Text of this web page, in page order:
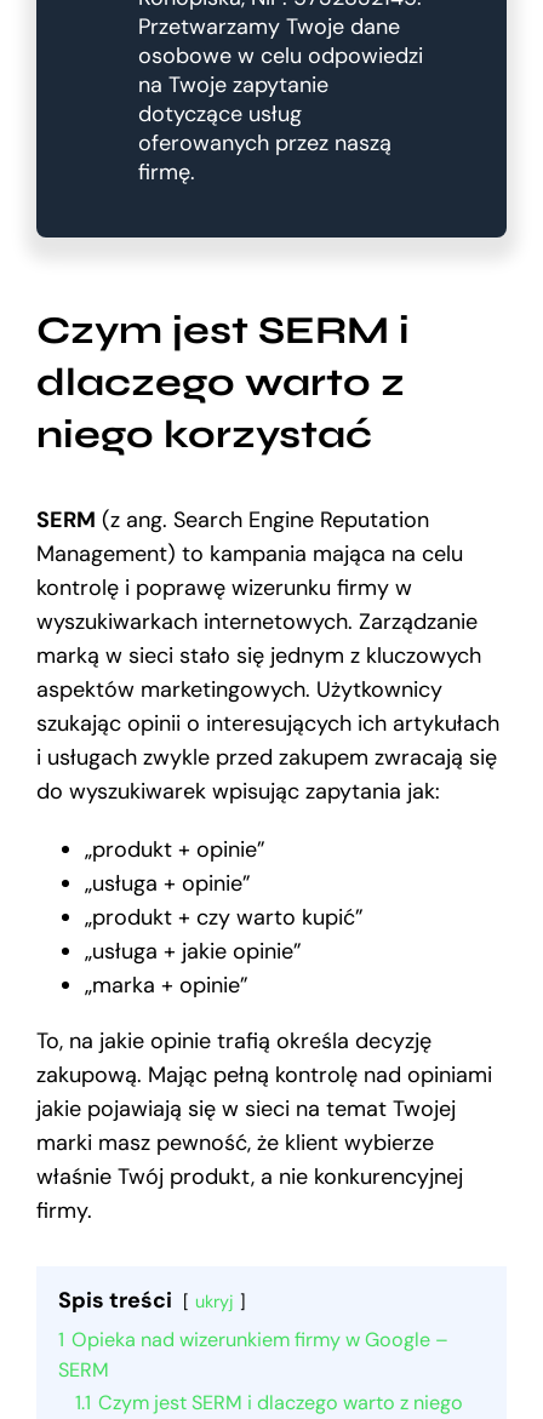
Przetwarzamy Twoje dane
osobowe w celu odpowiedzi
na Twoje zapytanie
dotyczące usług
oferowanych przez naszą
firmę.
Czym jest SERM i
dlaczego warto z
niego korzystać
SERM (z ang. Search Engine Reputation
Management) to kampania mająca na celu
kontrolę i poprawę wizerunku firmy w
wyszukiwarkach internetowych. Zarządzanie
marką w sieci stało się jednym z kluczowych
aspektów marketingowych. Użytkownicy
szukając opinii o interesujących ich artykułach
i usługach zwykle przed zakupem zwracają się
do wyszukiwarek wpisując zapytania jak:
„produkt + opinie”
„usługa + opinie”
„produkt + czy warto kupić”
„usługa + jakie opinie”
„marka + opinie”
To, na jakie opinie trafią określa decyzję
zakupową. Mając pełną kontrolę nad opiniami
jakie pojawiają się w sieci na temat Twojej
marki masz pewność, że klient wybierze
właśnie Twój produkt, a nie konkurencyjnej
firmy.
Spis treści ukryj
1 Opieka nad wizerunkiem firmy w Google –
SERM
1.1 Czym jest SERM i dlaczego warto z niego